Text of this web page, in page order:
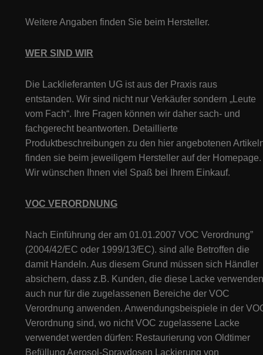
Weitere Angaben finden Sie beim Hersteller.
WER SIND WIR
Die Lacklieferanten UG ist aus der Praxis raus
entstanden. Wir sind nicht nur Verkäufer sondern „Leute
vom Fach“. Ihre Fragen können wir daher sach- und
fachgerecht beantworten. Detaillierte
Produktbeschreibungen zu den hier angebotenen
finden sie beim jeweiligem Hersteller auf der Homepage.
Wir wünschen Ihnen viel Spaß bei Ihrem Einkauf.
VOC VERORDNUNG
Nach Einführung der am 01.01.2007 VOC Verordnung”
(2004/42/EC oder 1999/13/EC). sind alle Betroffen die
damit Handeln. Aus diesem Grund müssen sich Händler
absichern, dass z.B. Kunden, die diese Lacke
auch nur für die zugelassenen Bereiche der VOC
Verordnung anwenden. Anwendungsbeispiele in der
Verordnung sind, wo nicht VOC zugelassene Lacke
verwendet werden dürfen: Restaurierung von Oldtimer
Befüllung Aerosol-Spraydosen Lackierung von